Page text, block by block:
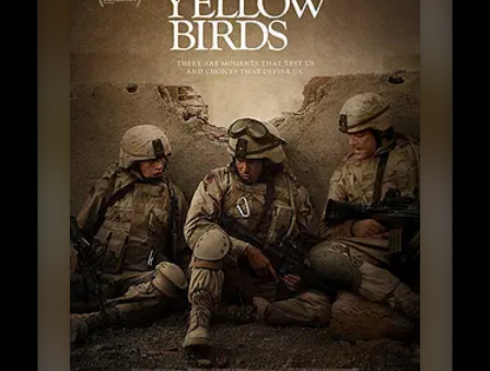
⭐️ 评分：6.0 | 🎬 2018年
夸克网盘